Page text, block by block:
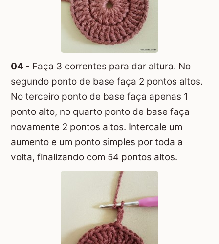
04 - Faça 3 correntes para dar altura. No
segundo ponto de base faça 2 pontos altos.
No terceiro ponto de base faça apenas 1
ponto alto, no quarto ponto de base faça
novamente 2 pontos altos. Intercale um
aumento e um ponto simples por toda a
volta, finalizando com 54 pontos altos.